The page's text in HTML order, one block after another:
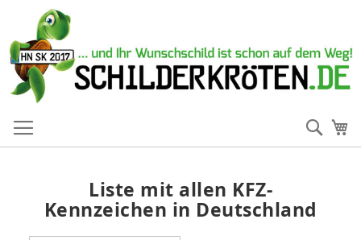
Liste mit allen KFZ-
Kennzeichen in Deutschland